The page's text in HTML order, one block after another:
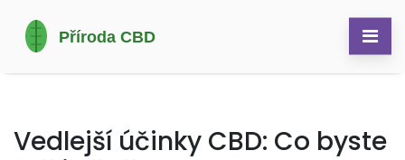
Vedlejší účinky CBD: Co byste